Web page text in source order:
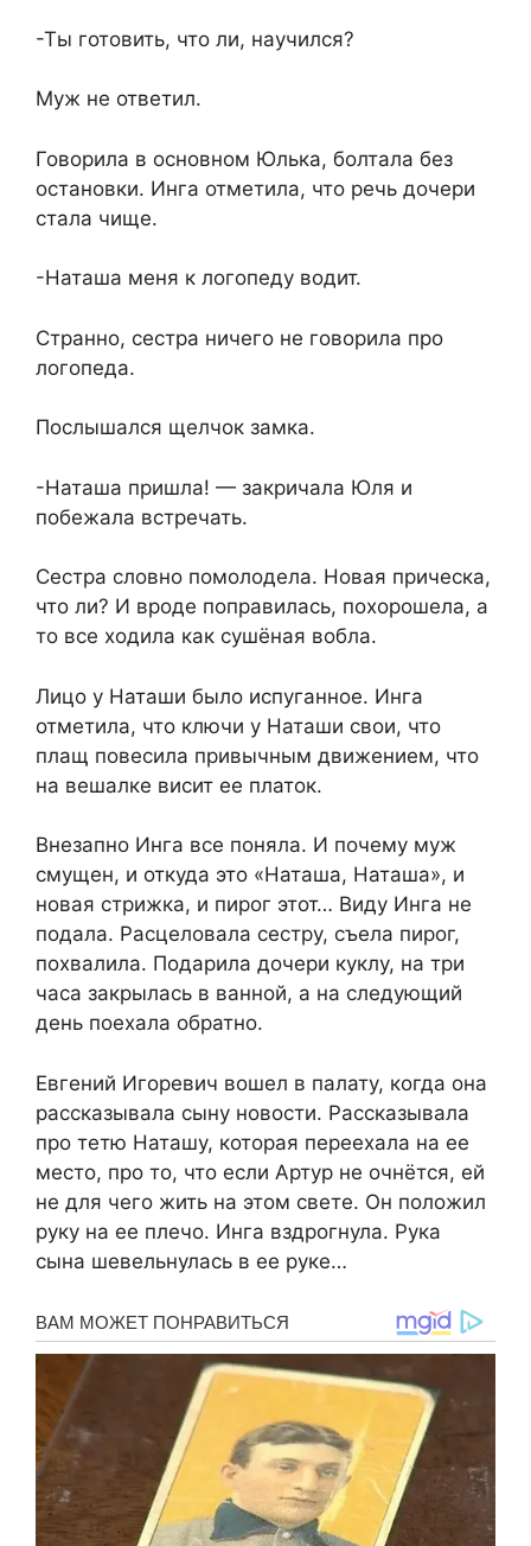
-Ты готовить, что ли, научился?
Муж не ответил.
Говорила в основном Юлька, болтала без
остановки. Инга отметила, что речь дочери
стала чище.
-Наташа меня к логопеду водит.
Странно, сестра ничего не говорила про
логопеда.
Послышался щелчок замка.
-Наташа пришла! — закричала Юля и
побежала встречать.
Сестра словно помолодела. Новая прическа,
что ли? И вроде поправилась, похорошела, а
то все ходила как сушёная вобла.
Лицо у Наташи было испуганное. Инга
отметила, что ключи у Наташи свои, что
плащ повесила привычным движением, что
на вешалке висит ее платок.
Внезапно Инга все поняла. И почему муж
смущен, и откуда это «Наташа, Наташа», и
новая стрижка, и пирог этот… Виду Инга не
подала. Расцеловала сестру, съела пирог,
похвалила. Подарила дочери куклу, на три
часа закрылась в ванной, а на следующий
день поехала обратно.
Евгений Игоревич вошел в палату, когда она
рассказывала сыну новости. Рассказывала
про тетю Наташу, которая переехала на ее
место, про то, что если Артур не очнётся, ей
не для чего жить на этом свете. Он положил
руку на ее плечо. Инга вздрогнула. Рука
сына шевельнулась в ее руке…